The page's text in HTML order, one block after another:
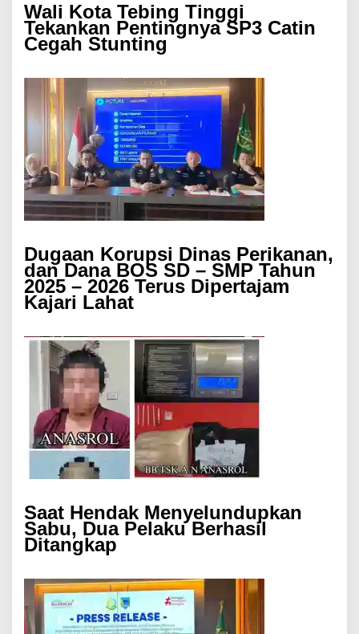
Wali Kota Tebing Tinggi
Tekankan Pentingnya SP3 Catin
Cegah Stunting
Dugaan Korupsi Dinas Perikanan,
dan Dana BOS SD – SMP Tahun
2025 – 2026 Terus Dipertajam
Kajari Lahat
Saat Hendak Menyelundupkan
Sabu, Dua Pelaku Berhasil
Ditangkap